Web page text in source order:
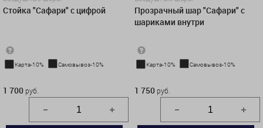
Стойка "Сафари" с цифрой
Карта-10% Самовывоз-10%
1 700 руб.
Прозрачный шар "Сафари" с
шариками внутри
Карта-10% Самовывоз-10%
1 750 руб.